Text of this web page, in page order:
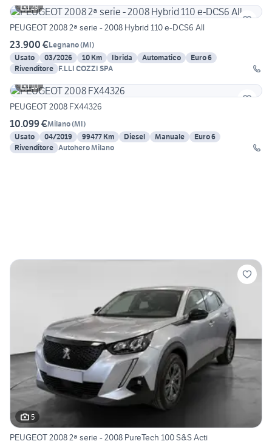
29
PEUGEOT 2008 2ª serie - 2008 Hybrid 110 e-DCS6 All
23.900 €Legnano(MI)
Usato
03/2026 10 Km Ibrida Automatico
Euro 6
Rivenditore F.LLI COZZI SPA
10
PEUGEOT 2008 FX44326
10.099 €Milano(MI)
Usato
04/2019 99477 Km Diesel Manuale
Euro 6
Rivenditore Autohero Milano
5
PEUGEOT 2008 2ª serie - 2008 PureTech 100 S&S Acti